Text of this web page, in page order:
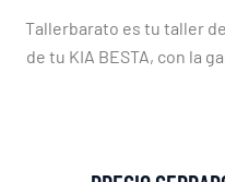
Tallerbarato es tu taller
de tu KIA BESTA, con la